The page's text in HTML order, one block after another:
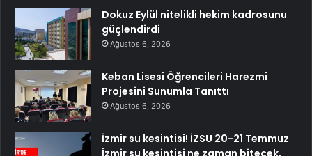
Dokuz Eylül nitelikli hekim kadrosunu
güçlendirdi
Ağustos 6, 2026
Keban Lisesi Öğrencileri Harezmi
Projesini Sunumla Tanıttı
Ağustos 6, 2026
İzmir su kesintisi! İZSU 20-21 Temmuz